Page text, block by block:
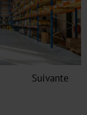
Suivante